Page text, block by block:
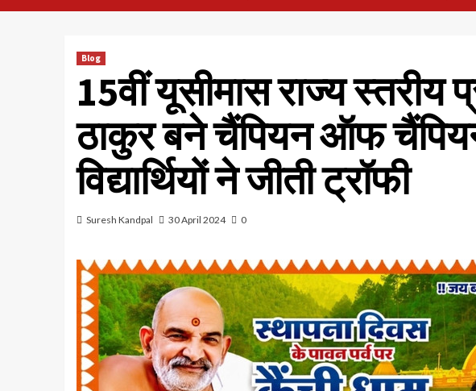
Blog
15वीं यूसीमास राज्य स्तरीय
ठाकुर बने चैंपियन ऑफ
विद्यार्थियों ने जीती ट्रॉफी
Suresh Kandpal 30 April 2024 0